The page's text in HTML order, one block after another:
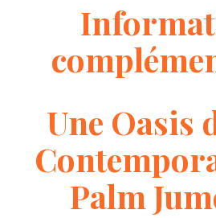
Une Oasis
Palm